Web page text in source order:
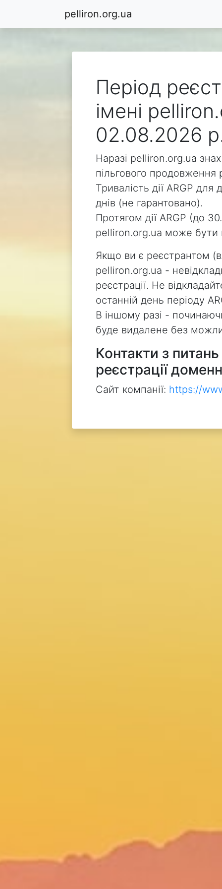
pelliron.org.ua
Період
імені
02.08.2026
Наразі pelliron.org.ua
пільгового продовження
Тривалість дії ARGP
днів (не гарантовано).
Протягом дії ARGP (до
pelliron.org.ua може бути
Якщо ви є реєстрантом
pelliron.org.ua -
реєстрації. Не
останній день періоду
В іншому разі -
буде видалене без
Контакти з
реєстрації
Сайт компанії: https://